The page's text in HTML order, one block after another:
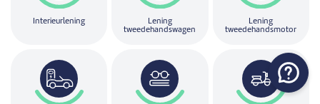
Interieurlening
Lening
tweedehandswagen
Lening
tweedehandsmotor